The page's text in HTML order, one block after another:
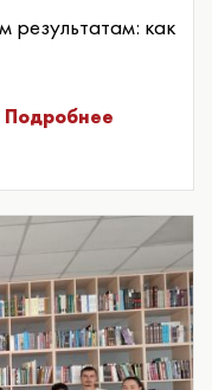
результатам: как
Подробнее